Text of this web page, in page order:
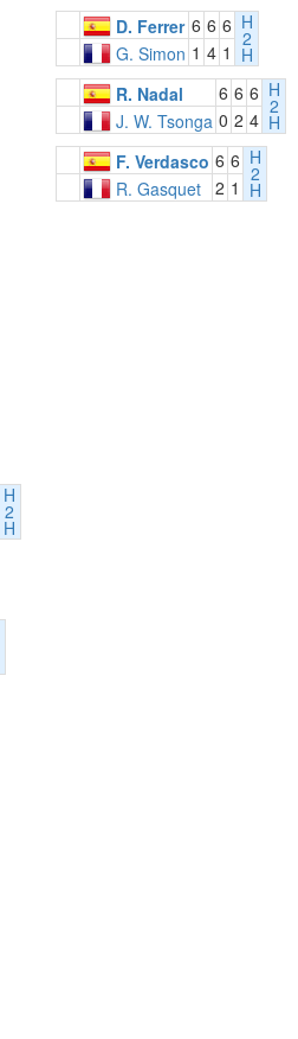
D. Ferrer 6 6 6 H
2
H
G. Simon 1 4 1
R. Nadal 6 6 6 H
2
H
J. W. Tsonga 0 2 4
F. Verdasco 6 6 H
2
H
R. Gasquet 2 1
H
2
H